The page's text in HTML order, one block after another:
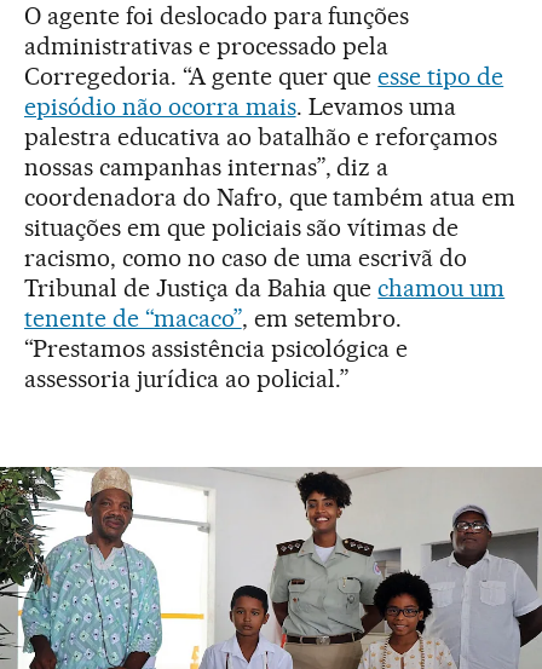
O agente foi deslocado para funções
administrativas e processado pela
Corregedoria. “A gente quer queesse tipo de
episódio não ocorra mais. Levamos uma
palestra educativa ao batalhão e reforçamos
nossas campanhas internas”, diz a
coordenadora do Nafro, que também atua em
situações em que policiais são vítimas de
racismo, como no caso de uma escrivã do
Tribunal de Justiça da Bahia quechamou um
tenente de “macaco”, em setembro.
“Prestamos assistência psicológica e
assessoria jurídica ao policial.”